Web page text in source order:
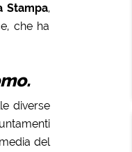
Stampa,
che ha
diverse
del